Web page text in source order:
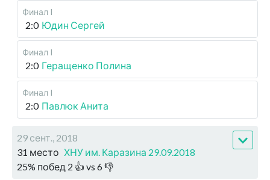
Финал I
2:0 Юдин Сергей
Финал I
2:0 Геращенко Полина
Финал I
2:0 Павлюк Анита
29 сент., 2018
31 место ХНУ им. Каразина 29.09.2018
25% побед 2 👍 vs 6👎